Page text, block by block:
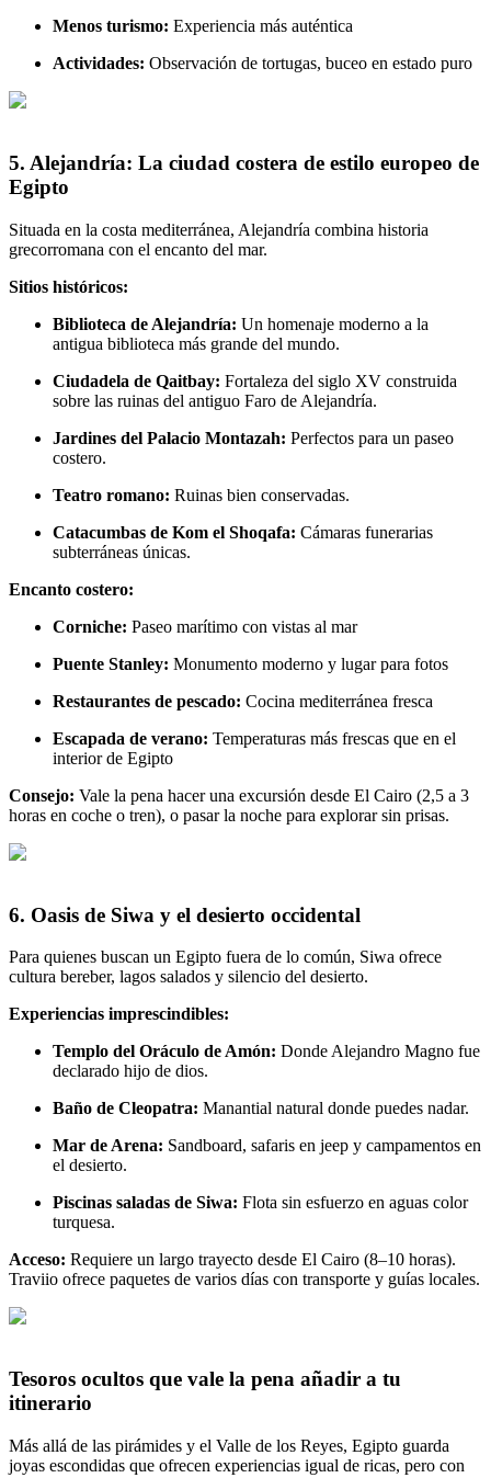
Menos turismo: Experiencia más auténtica
Actividades: Observación de tortugas, buceo en estado puro
5. Alejandría: La ciudad costera de estilo europeo de
Egipto
Situada en la costa mediterránea, Alejandría combina historia
grecorromana con el encanto del mar.
Sitios históricos:
Biblioteca de Alejandría: Un homenaje moderno a la
antigua biblioteca más grande del mundo.
Ciudadela de Qaitbay: Fortaleza del siglo XV construida
sobre las ruinas del antiguo Faro de Alejandría.
Jardines del Palacio Montazah: Perfectos para un paseo
costero.
Teatro romano: Ruinas bien conservadas.
Catacumbas de Kom el Shoqafa: Cámaras funerarias
subterráneas únicas.
Encanto costero:
Corniche: Paseo marítimo con vistas al mar
Puente Stanley: Monumento moderno y lugar para fotos
Restaurantes de pescado: Cocina mediterránea fresca
Escapada de verano: Temperaturas más frescas que en el
interior de Egipto
Consejo: Vale la pena hacer una excursión desde El Cairo (2,5 a 3
horas en coche o tren), o pasar la noche para explorar sin prisas.
6. Oasis de Siwa y el desierto occidental
Para quienes buscan un Egipto fuera de lo común, Siwa ofrece
cultura bereber, lagos salados y silencio del desierto.
Experiencias imprescindibles:
Templo del Oráculo de Amón: Donde Alejandro Magno fue
declarado hijo de dios.
Baño de Cleopatra: Manantial natural donde puedes nadar.
Mar de Arena: Sandboard, safaris en jeep y campamentos en
el desierto.
Piscinas saladas de Siwa: Flota sin esfuerzo en aguas color
turquesa.
Acceso: Requiere un largo trayecto desde El Cairo (8–10 horas).
Traviio ofrece paquetes de varios días con transporte y guías locales.
Tesoros ocultos que vale la pena añadir a tu
itinerario
Más allá de las pirámides y el Valle de los Reyes, Egipto guarda
joyas escondidas que ofrecen experiencias igual de ricas, pero con